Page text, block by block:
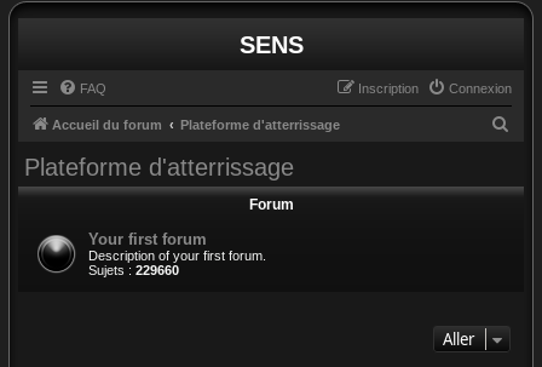
SENS
FAQ Connexion
Inscription
Accueil du forum Plateforme d'atterrissage
Plateforme d'atterrissage
Forum
Your first forum
Description of your first forum.
Sujets : 229660
Aller